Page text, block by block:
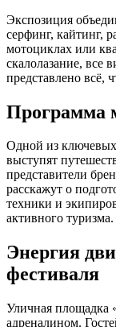
Экспозиция
серфинг, кайтинг,
мотоциклах или
скалолазание, все
представлено всё,
Программа
Одной из ключевых
выступят
представители
расскажут о
техники и
активного туризма.
Энергия
фестиваля
Уличная площадка
адреналином.